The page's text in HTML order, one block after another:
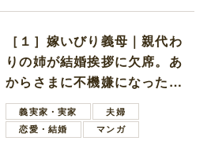
［１］嫁いびり義母｜親代わ
りの姉が結婚挨拶に欠席。あ
からさまに不機嫌になった義
母義実家・実家
夫婦
恋愛・結婚
マンガ